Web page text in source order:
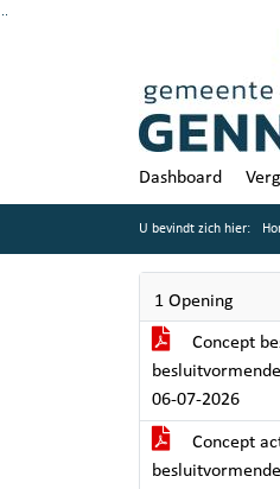
Dashboard
U bevindt zich hier:
1 Opening
Concept
06-07-2026
Concept